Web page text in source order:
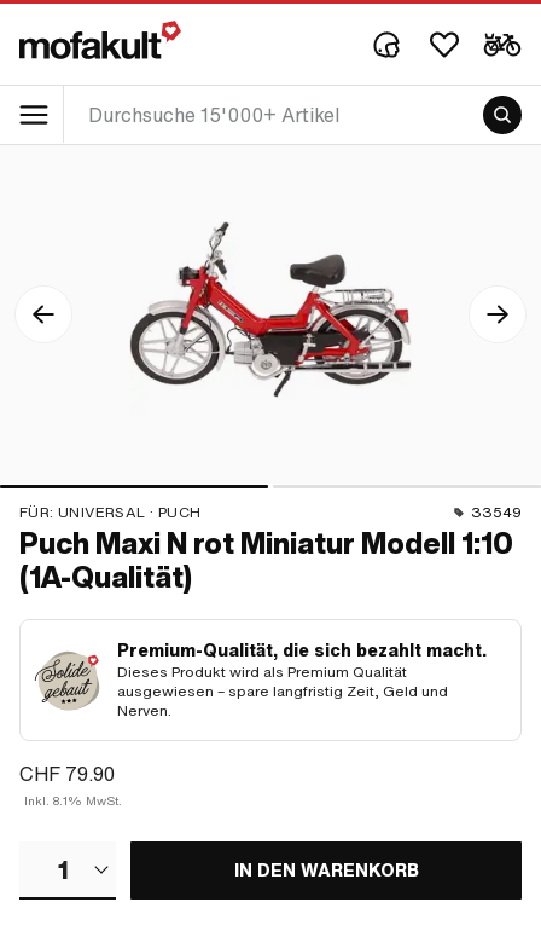
FÜR: UNIVERSAL · PUCH 33549
Puch Maxi N rot Miniatur Modell 1:10
(1A-Qualität)
Premium-Qualität, die sich bezahlt macht.
Dieses Produkt wird als Premium Qualität
ausgewiesen – spare langfristig Zeit, Geld und
Nerven.
CHF 79.90
Inkl. 8.1% MwSt.
1 IN DEN WARENKORB